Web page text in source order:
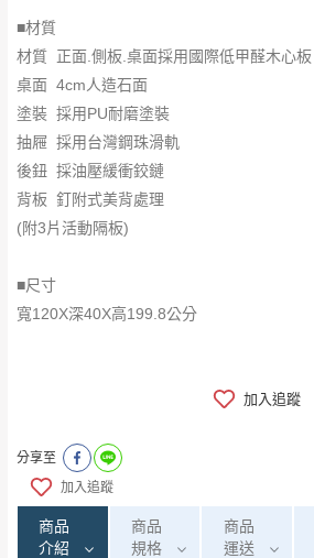
■材質
材質 正面.側板.桌面採用國際低甲醛木心板
桌面 4cm人造石面
塗裝 採用PU耐磨塗裝
抽屜 採用台灣鋼珠滑軌
後鈕 採油壓緩衝鉸鏈
背板 釘附式美背處理
(附3片活動隔板)
■尺寸
寬120X深40X高199.8公分
加入追蹤
分享至
加入追蹤
商品
介紹
商品
規格
商品
運送